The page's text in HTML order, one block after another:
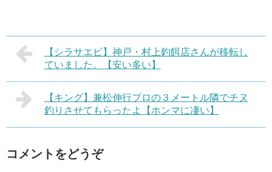
【シラサエビ】神戸・村上釣餌店さんが移転し
ていました。【安い多い】
【キング】兼松伸行プロの３メートル隣でチヌ
釣りさせてもらったよ【ホンマに凄い】
コメントをどうぞ